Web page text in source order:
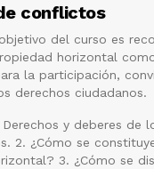
conflictos
del curso es
horizontal
la participación,
derechos ciudadanos.
Derechos y deberes de
2. ¿Cómo se
3. ¿Cómo se